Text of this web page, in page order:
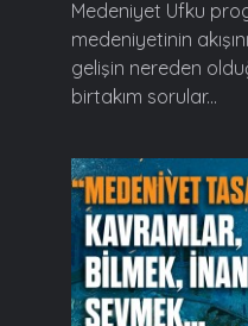
Medeniyet Ufku
medeniyetinin
gelişin nereden
birtakım sorular...